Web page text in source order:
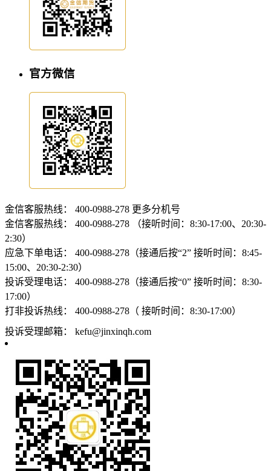
官方微信
金信客服热线： 400-0988-278 更多分机号
金信客服热线：
400-0988-278 （接听时间：8:30-17:00、20:30-
2:30）
应急下单电话：
400-0988-278（接通后按“2” 接听时间：8:45-
15:00、20:30-2:30）
投诉受理电话：
400-0988-278（接通后按“0” 接听时间：8:30-
17:00）
打非投诉热线：
400-0988-278（ 接听时间：8:30-17:00）
投诉受理邮箱：
kefu@jinxinqh.com